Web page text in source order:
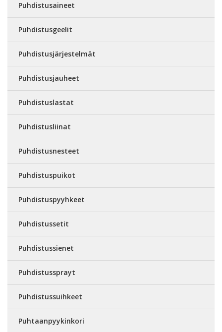
Puhdistusaineet
Puhdistusgeelit
Puhdistusjärjestelmät
Puhdistusjauheet
Puhdistuslastat
Puhdistusliinat
Puhdistusnesteet
Puhdistuspuikot
Puhdistuspyyhkeet
Puhdistussetit
Puhdistussienet
Puhdistussprayt
Puhdistussuihkeet
Puhtaanpyykinkori